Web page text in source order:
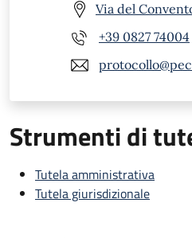
Via del
+39 0827 74004
Strumenti di
Tutela amministrativa
Tutela giurisdizionale